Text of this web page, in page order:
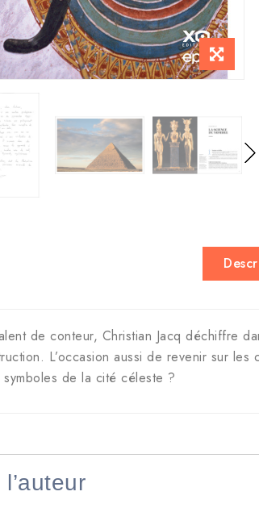
de conteur, Christian Jacq déchiffre
L’occasion aussi de revenir sur
de la cité céleste ?